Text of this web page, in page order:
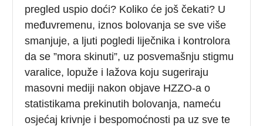
pregled uspio doći? Koliko će još čekati? U
međuvremenu, iznos bolovanja se sve više
smanjuje, a ljuti pogledi liječnika i kontrolora
da se ”mora skinuti”, uz posvemašnju stigmu
varalice, lopuže i lažova koju sugeriraju
masovni mediji nakon objave HZZO-a o
statistikama prekinutih bolovanja, nameću
osjećaj krivnje i bespomoćnosti pa uz sve te